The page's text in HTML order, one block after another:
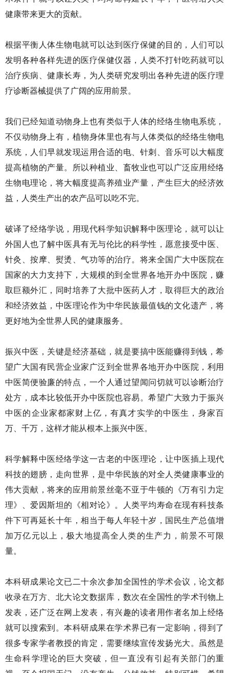
健康带来更大的贡献。
根据平衡人体生物电就可以达到医疗保健的目的，人们可以
发明各种各样先进的医疗保健仪器，人类不打针吃药就可以
治疗疾病、健康长寿，为人类研究发明出各种先进的医疗理
疗诊断器械提供了广阔的应用前景。
我们已经知道动物身上也有类似于人体的经络生物电系统，
不仅动物身上有，植物身体里也有与人体类似的经络生物电
系统，人们早就发现运用合适的电、针刺、音乐可以大幅度
提高植物的产量。所以种植业、畜牧业也可以广泛应用经络
生物电理论，将大幅度提高养殖业产量，产生巨大的经济效
益，人类生产出的农产品可以吃不完。
破译了经络学说，用现代科学知识解释中医理论，就可以让
外国人也了解中医具有无与伦比的科学性，愿意接受中医、
针灸、按摩、熨烫、气功等的治疗。将来全国广大中医院在
国家的大力支持下，大规模的到全世界各地开办中医院，赚
取巨额外汇，同时培养了大批中医药人才，取得巨大的政治
和经济效益，中医理论作为中华民族最值钱的文化遗产，将
更好地为全世界人民的健康服务。
振兴中医，关键是经济基础，就是要搞中医能赚得到钱，希
望广大国有民营企业家广泛到全世界各地开办中医院，利用
中医简便验廉的特点，一个人通过望闻问切就可以诊断治疗
处方，成本比较低开办中医院也容易。希望广大致力于振兴
中医的企业家都家财上亿，有真才实学的中医生，身家百
万、千万，这样才能从根本上振兴中医。
科学解释中医经络学这一古老的中医理论，让中医插上现代
科技的翅膀，走向世界，是中华民族的对全人类健康事业的
伟大贡献，将来的应用前景丝毫不亚于牛顿的《万有引力定
理》、爱因斯坦的《相对论》。人类平均寿命在现有科技条
件下可再延长十年，相当于每人年轻十岁，国民生产总值增
加万亿元以上，极大地提高全人类的生产力，前景不可限
量。
本科研成果论文已二十余次参加全国性的学术会议，论文都
收录在万方、北大论文数据库，数次在全国性的学术刊物上
发表，还广泛在网上发表，有兴趣的读者用作者名加上经络
就可以搜索到。本科研成果在学术界已有一定影响，得到了
很多专家学者教授的肯定，需要继续宣传发扬光大。虽然是
生命科学理论的巨大突破，但一直没有引起有关部门的重